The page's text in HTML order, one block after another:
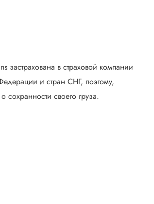
застрахована в страховой компании
и стран СНГ, поэтому,
своего груза.